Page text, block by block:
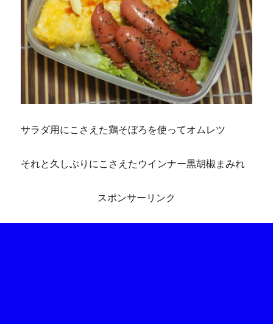
サラダ用にこさえた鶏そぼろを使ってオムレツ
それと久しぶりにこさえたウインナー黒胡椒まみれ
スポンサーリンク